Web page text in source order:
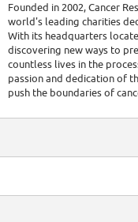
Founded in 2002, Cancer
world's leading charities
With its headquarters
discovering new ways to
countless lives in the
passion and dedication of
push the boundaries of
In terms of finance, Cancer
accurate and up-to-date